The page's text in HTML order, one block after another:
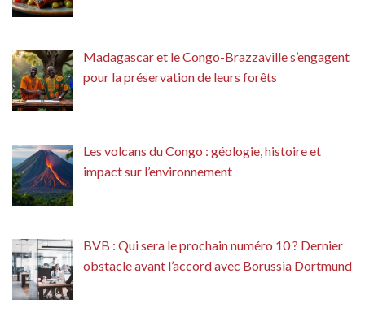
Madagascar et le Congo-Brazzaville s’engagent
pour la préservation de leurs forêts
Les volcans du Congo : géologie, histoire et
impact sur l’environnement
BVB : Qui sera le prochain numéro 10 ? Dernier
obstacle avant l’accord avec Borussia Dortmund